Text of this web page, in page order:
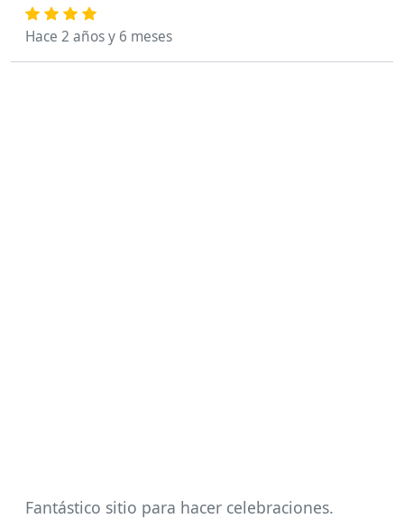
Hace 2 años y 6 meses
Fantástico sitio para hacer celebraciones.